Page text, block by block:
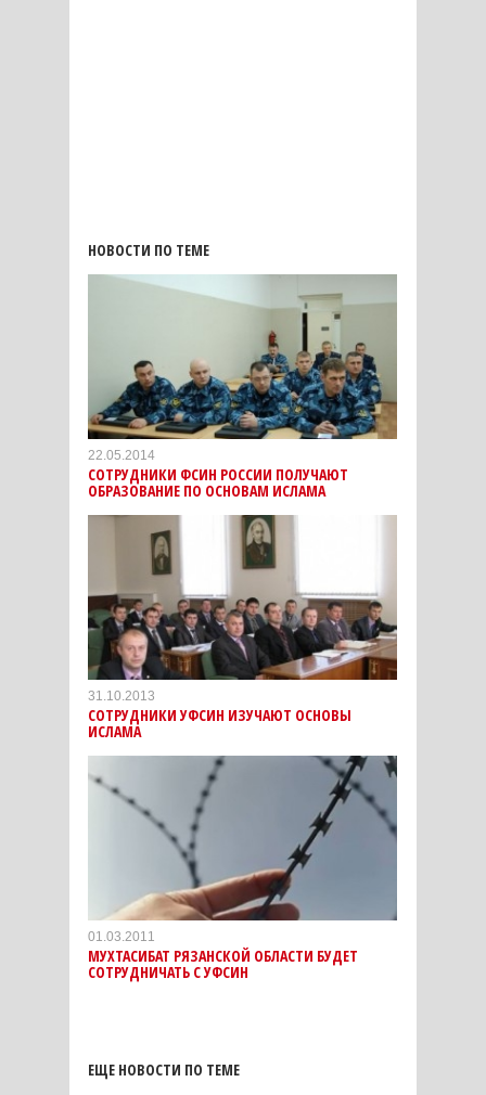
НОВОСТИ ПО ТЕМЕ
22.05.2014
СОТРУДНИКИ ФСИН РОССИИ ПОЛУЧАЮТ
ОБРАЗОВАНИЕ ПО ОСНОВАМ ИСЛАМА
31.10.2013
СОТРУДНИКИ УФСИН ИЗУЧАЮТ ОСНОВЫ
ИСЛАМА
01.03.2011
МУХТАСИБАТ РЯЗАНСКОЙ ОБЛАСТИ БУДЕТ
СОТРУДНИЧАТЬ С УФСИН
ЕЩЕ НОВОСТИ ПО ТЕМЕ